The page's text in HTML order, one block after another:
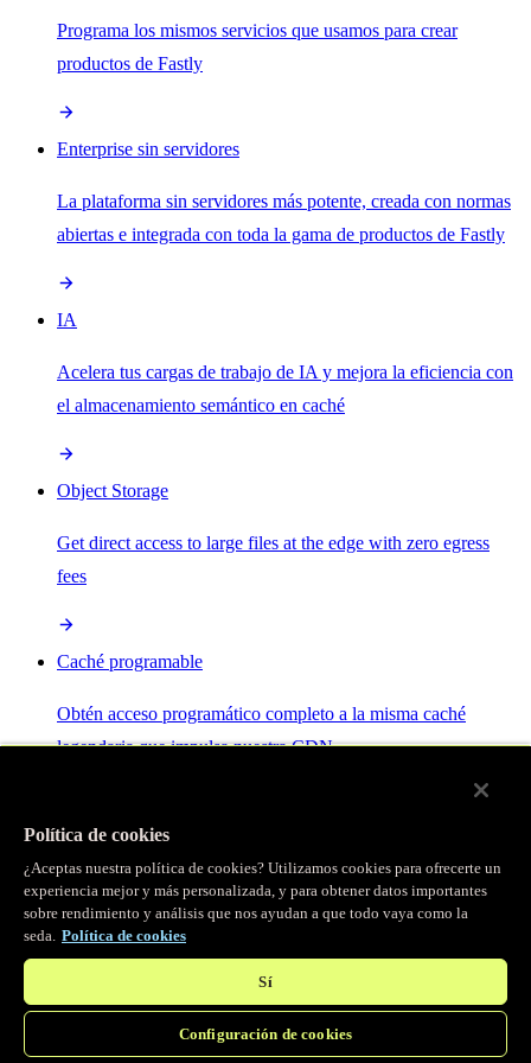
Programa los mismos servicios que usamos para crear
productos de Fastly
Enterprise sin servidores
La plataforma sin servidores más potente, creada con normas
abiertas e integrada con toda la gama de productos de Fastly
IA
Acelera tus cargas de trabajo de IA y mejora la eficiencia con
el almacenamiento semántico en caché
Object Storage
Get direct access to large files at the edge with zero egress
fees
Caché programable
Obtén acceso programático completo a la misma caché
legendaria que impulsa nuestra CDN.
Servidor MCP
Control por IA para tus servicios Fastly.
Política de cookies
¿Aceptas nuestra política de cookies? Utilizamos cookies para ofrecerte un
experiencia mejor y más personalizada, y para obtener datos importantes
sobre rendimiento y análisis que nos ayudan a que todo vaya como la
seda. Política de cookies
Sí
Configuración de cookies